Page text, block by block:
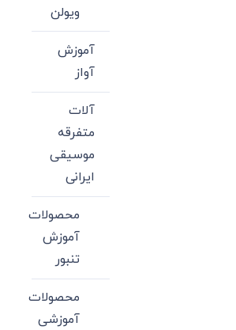
ویولن
آموزش
آواز
آلات
متفرقه
موسیقی
ایرانی
محصولات
آموزش
تنبور
محصولات
آموزشی